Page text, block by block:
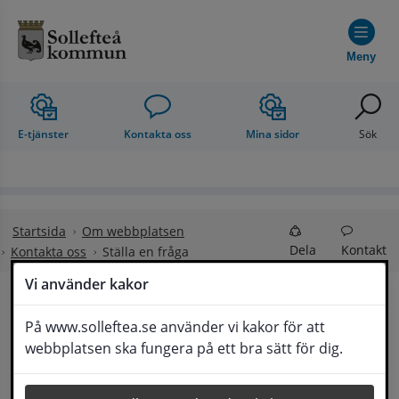
Vi använder kakor
På www.solleftea.se använder vi kakor för att
webbplatsen ska fungera på ett bra sätt för dig.
Meny
E-tjänster Kontakta oss Mina sidor Sök
Startsida
Om webbplatsen
Kontakta oss
Ställa en fråga Dela Kontakt
Ställa en fråga
Om din fråga är omfattande kan det bli aktuellt